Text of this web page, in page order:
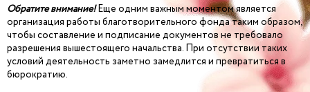
Обратите внимание!Еще одним важным моментом является
организация работы благотворительного фонда таким образом,
чтобы составление и подписание документов не требовало
разрешения вышестоящего начальства. При отсутствии таких
условий деятельность заметно замедлится и превратиться в
бюрократию.